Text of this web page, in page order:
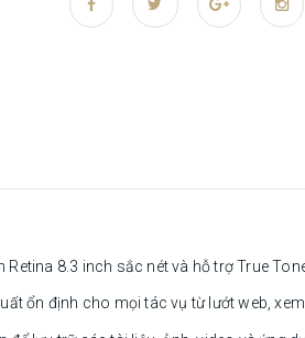
8.3 inch sắc nét và hỗ trợ True
ổn định cho mọi tác vụ từ lướt web,